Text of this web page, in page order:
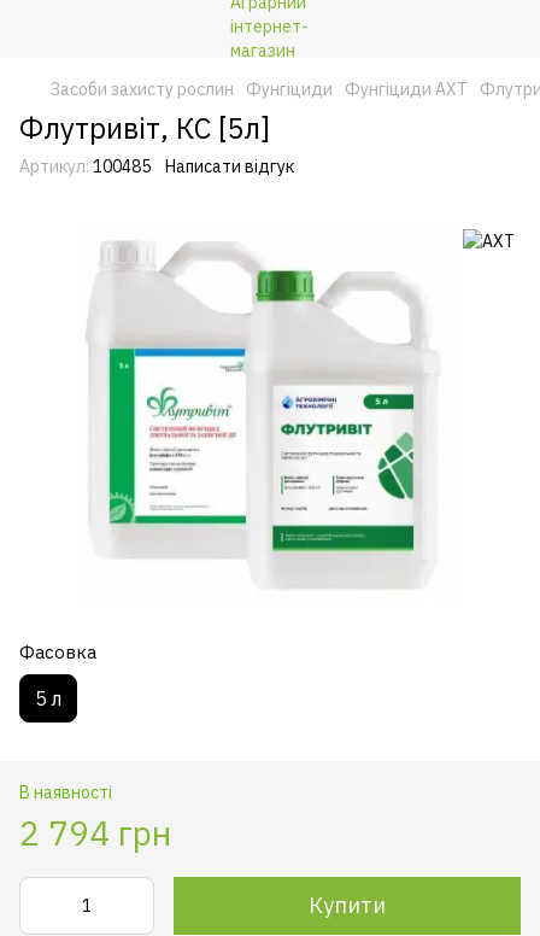
Засоби захисту рослин Фунгіциди Фунгіциди АХТ
Флутривіт, КС [5л]
Артикул: 100485 Написати відгук
Фасовка
5 л
В наявності
2 794 грн
Купити